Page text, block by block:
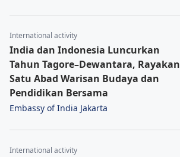
International activity
India dan Indonesia Luncurkan
Tahun Tagore–Dewantara, Rayakan
Satu Abad Warisan Budaya dan
Pendidikan Bersama
Embassy of India Jakarta
International activity